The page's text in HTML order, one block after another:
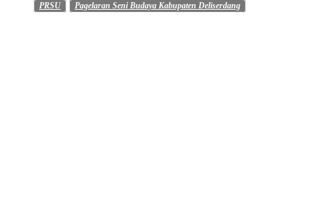
PRSU Pagelaran Seni Budaya Kabupaten Deliserdang